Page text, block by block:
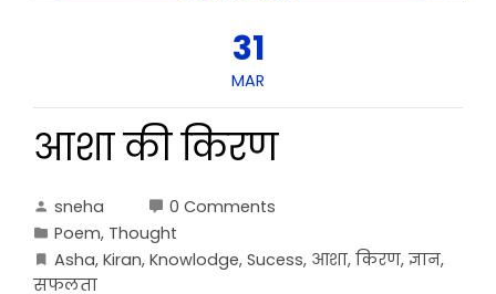
31
MAR
आशा की किरण
sneha
0 Comments
Poem, Thought
Asha, Kiran, Knowlodge, Sucess, आशा, किरण, ज्ञान,
सफलता